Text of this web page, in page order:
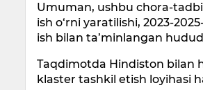
Umuman, ushbu chora-
ish o‘rni yaratilishi, 2023-
ish bilan ta’minlangan
Taqdimotda Hindiston bilan
klaster tashkil etish loyihasi